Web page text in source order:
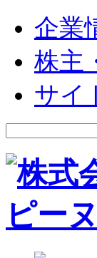
企業
株主
サイ